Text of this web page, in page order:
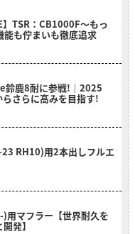
】TSR：CB1000F〜もっ
能も佇まいも徹底追求
鈴鹿8耐に参戦!｜2025
さらに高みを目指す!
RH10)用2本出しフルエ
用マフラー【世界耐久を
発】